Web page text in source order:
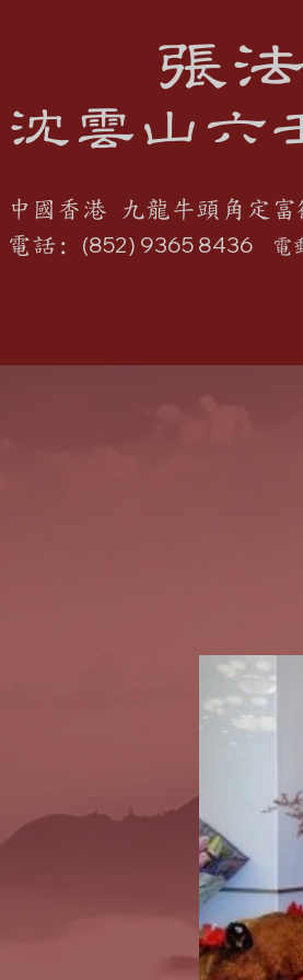
沈雲山六
張
中國香港 九龍牛頭角定富
電話: (852) 9365 8436 電